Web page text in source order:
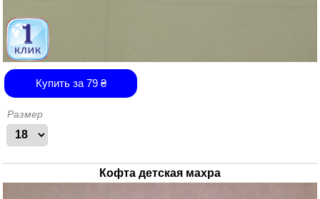
Купить за 79₴
Размер
Кофта детская махра